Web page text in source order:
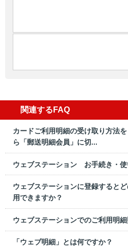
関連するFAQ
カードご利用明細の受け取り方法
ら「郵送明細会員」に切...
ウェブステーション お手続き・使
ウェブステーションに登録すると
用できますか？
ウェブステーションでのご利用明
「ウェブ明細」とは何ですか？